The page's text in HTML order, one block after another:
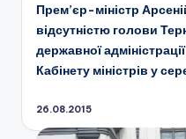
Прем’єр-міністр
відсутністю голови
державної
Кабінету міністрів у
26.08.2015